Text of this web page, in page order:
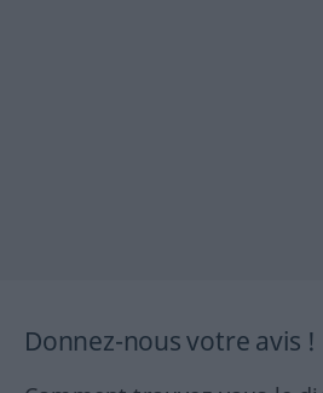
Donnez-nous votre avis !